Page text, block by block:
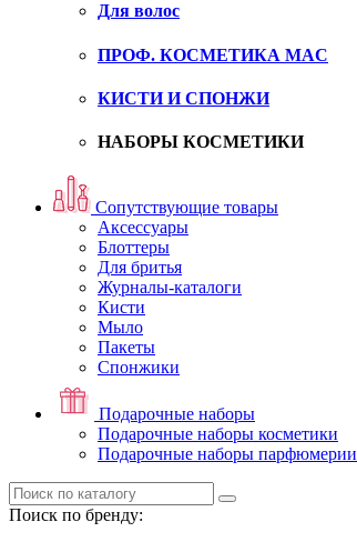
Для волос
ПРОФ. КОСМЕТИКА MAC
КИСТИ И СПОНЖИ
НАБОРЫ КОСМЕТИКИ
Сопутствующие товары
Аксессуары
Блоттеры
Для бритья
Журналы-каталоги
Кисти
Мыло
Пакеты
Спонжики
Подарочные наборы
Подарочные наборы косметики
Подарочные наборы парфюмерии
Поиск по бренду: